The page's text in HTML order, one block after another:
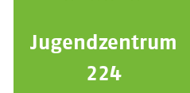
Jugendzentrum
224